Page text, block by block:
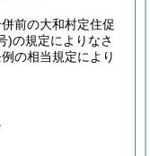
前の大和村定住促
)の規定によりなさ
の相当規定により